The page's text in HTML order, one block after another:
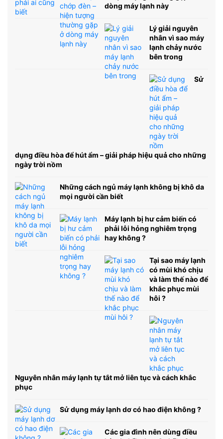
dòng máy lạnh này
Lý giải nguyên
nhân vì sao máy
lạnh chảy nước
bên trong
Sử
dụng điều hòa để hút ẩm – giải pháp hiệu quả cho những
ngày trời nồm
Những cách ngủ máy lạnh không bị khô da
mọi người cần biết
Máy lạnh bị hư cảm biến có
phải lỗi hỏng nghiêm trọng
hay không ?
Tại sao máy lạnh
có mùi khó chịu
và làm thế nào để
khắc phục mùi
hôi ?
Nguyên nhân máy lạnh tự tắt mở liên tục và cách khắc
phục
Sử dụng máy lạnh dơ có hao điện không ?
Các gia đình nên dùng điều